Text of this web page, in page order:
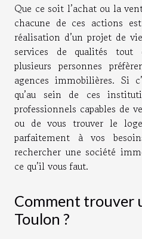
Que ce soit l’achat ou la
chacune de ces actions
réalisation d’un projet de
services de qualités
plusieurs personnes
agences immobilières. Si
qu’au sein de ces
professionnels capables de
ou de vous trouver le
parfaitement à vos
rechercher une société
ce qu’il vous faut.
Comment trouver
Toulon ?